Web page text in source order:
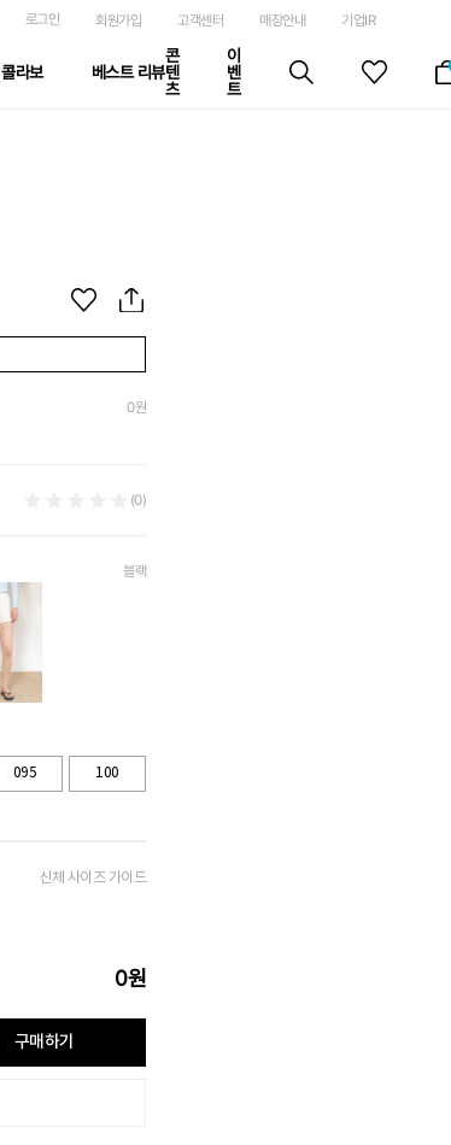
로그인 회원가입 고객센터 매장안내 기업IR
콜라보 베스트 리뷰
콘
텐
츠
이
벤
트
0원
(0)
블랙
095 100
신체 사이즈 가이드
0원
구매하기